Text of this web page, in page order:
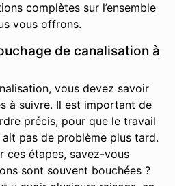
complètes sur l’ensemble
vous offrons.
de canalisation à
vous devez savoir
à suivre. Il est important de
précis, pour que le travail
ait pas de problème plus tard.
ces étapes, savez-vous
sont souvent bouchées ?